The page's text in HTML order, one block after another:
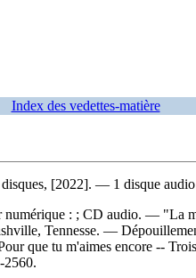
Index des vedettes-matière
[2022]. — 1 disque audio
numérique : ; CD audio. —
Tennesse. —
que tu m'aimes encore --